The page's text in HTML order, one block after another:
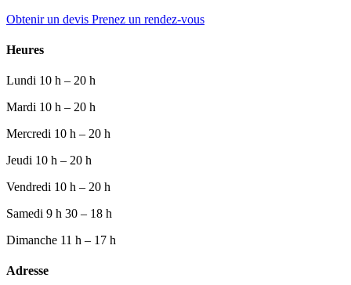
Obtenir un devis Prenez un rendez-vous
Heures
Lundi 10 h – 20 h
Mardi 10 h – 20 h
Mercredi 10 h – 20 h
Jeudi 10 h – 20 h
Vendredi 10 h – 20 h
Samedi 9 h 30 – 18 h
Dimanche 11 h – 17 h
Adresse